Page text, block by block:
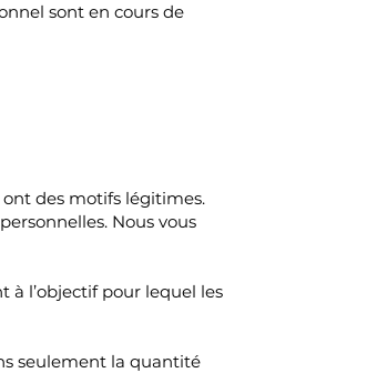
sont en cours de
des motifs légitimes.
Nous vous
à l’objectif pour lequel les
seulement la quantité